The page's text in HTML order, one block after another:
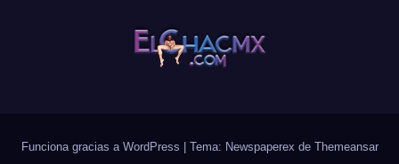
Funciona gracias a WordPress Tema: Newspaperex de Themeansar